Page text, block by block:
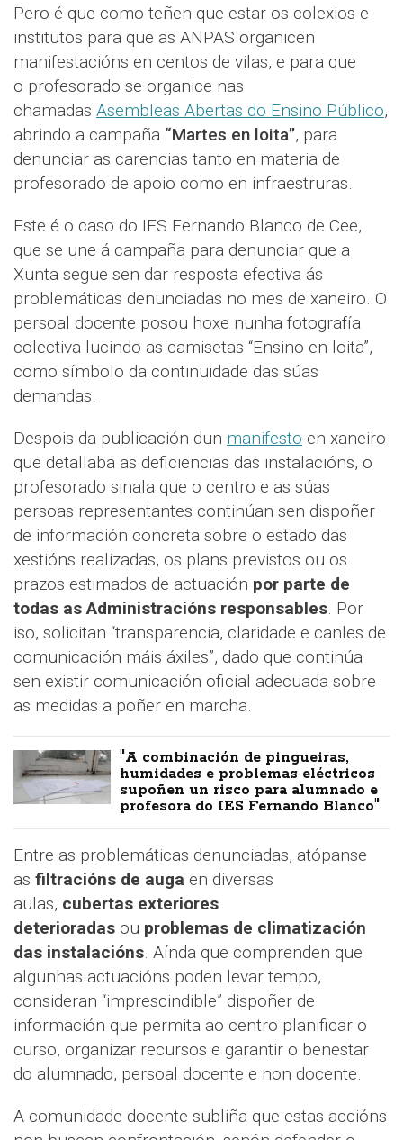
Pero é que como teñen que estar os colexios e
institutos para que as ANPAS organicen
manifestacións en centos de vilas, e para que
o profesorado se organice nas
chamadas Asembleas Abertas do Ensino Público,
abrindo a campaña “Martes en loita”, para
denunciar as carencias tanto en materia de
profesorado de apoio como en infraestruras.
Este é o caso do IES Fernando Blanco de Cee,
que se une á campaña para denunciar que a
Xunta segue sen dar resposta efectiva ás
problemáticas denunciadas no mes de xaneiro. O
persoal docente posou hoxe nunha fotografía
colectiva lucindo as camisetas “Ensino en loita”,
como símbolo da continuidade das súas
demandas.
Despois da publicación dun manifesto en xaneiro
que detallaba as deficiencias das instalacións, o
profesorado sinala que o centro e as súas
persoas representantes continúan sen dispoñer
de información concreta sobre o estado das
xestións realizadas, os plans previstos ou os
prazos estimados de actuación por parte de
todas as Administracións responsables. Por
iso, solicitan “transparencia, claridade e canles de
comunicación máis áxiles”, dado que continúa
sen existir comunicación oficial adecuada sobre
as medidas a poñer en marcha.
"A combinación de pingueiras,
humidades e problemas eléctricos
supoñen un risco para alumnado e
profesora do IES Fernando Blanco"
Entre as problemáticas denunciadas, atópanse
as filtracións de auga en diversas
aulas, cubertas exteriores
deterioradas ou problemas de climatización
das instalacións. Aínda que comprenden que
algunhas actuacións poden levar tempo,
consideran “imprescindible” dispoñer de
información que permita ao centro planificar o
curso, organizar recursos e garantir o benestar
do alumnado, persoal docente e non docente.
A comunidade docente subliña que estas accións